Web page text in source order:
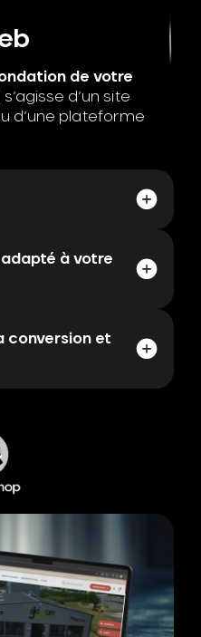
de votre
s’agisse d’un site
d’une plateforme
adapté à votre
conversion et